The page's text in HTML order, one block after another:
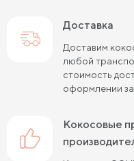
Матрасы средней
Пружинные матрасы
Пружинные матрасы
Матрасы средней
Доставка
Доставим
любой
стоимость
оформлении
кокосовые пружинные матрасы от